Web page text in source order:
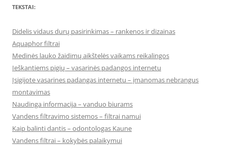
TEKSTAI:
Didelis vidaus durų pasirinkimas – rankenos ir dizainas
Aquaphor filtrai
Medinės lauko žaidimų aikštelės vaikams reikalingos
Ieškantiems pigių – vasarinės padangos internetu
Įsigijote vasarines padangas internetu – įmanomas nebrangus
montavimas
Naudinga informacija – vanduo biurams
Vandens filtravimo sistemos – filtrai namui
Kaip balinti dantis – odontologas Kaune
Vandens filtrai – kokybės palaikymui